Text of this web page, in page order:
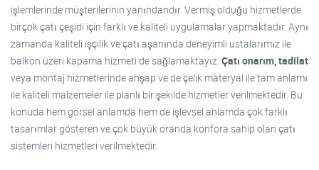
işlemlerinde müşterilerinin yanındandır. Vermiş olduğu hizmetlerde
birçok çatı çeşidi için farklı ve kaliteli uygulamalar yapmaktadır. Aynı
zamanda kaliteli işçilik ve çatı aşanında deneyimli ustalarımız ile
balkon üzeri kapama hizmeti de sağlamaktayız. Çatı onarım, tadilat
veya montaj hizmetlerinde ahşap ve de çelik materyal ile tam anlamı
ile kaliteli malzemeler ile planlı bir şekilde hizmetler verilmektedir. Bu
konuda hem görsel anlamda hem de işlevsel anlamda çok farklı
tasarımlar gösteren ve çok büyük oranda konfora sahip olan çatı
sistemleri hizmetleri verilmektedir.